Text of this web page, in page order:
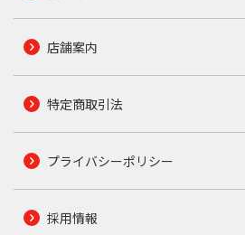
店舗案内
特定商取引法
プライバシーポリシー
採用情報